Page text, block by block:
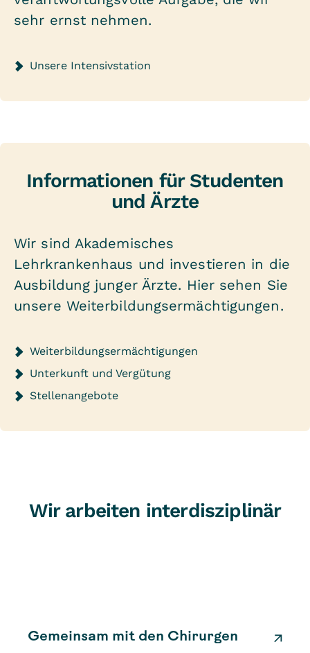
sehr ernst nehmen.
Unsere Intensivstation
Informationen für Studenten
und Ärzte
Wir sind Akademisches
Lehrkrankenhaus und investieren in die
Ausbildung junger Ärzte. Hier sehen Sie
unsere Weiterbildungsermächtigungen.
Weiterbildungsermächtigungen
Unterkunft und Vergütung
Stellenangebote
Wir arbeiten interdisziplinär
Gemeinsam mit den Chirurgen